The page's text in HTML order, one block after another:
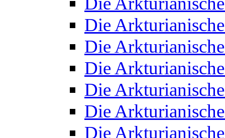
Die
Die
Die
Die
Die
Die